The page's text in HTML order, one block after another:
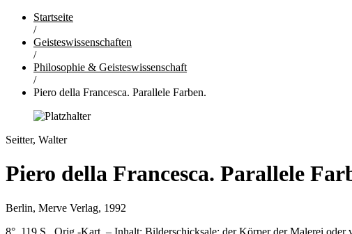
Startseite
/
Geisteswissenschaften
/
Philosophie & Geisteswissenschaft
/
Piero della Francesca. Parallele Farben.
Seitter, Walter
Piero della Francesca. Parallele
Berlin, Merve Verlag, 1992
8°. 119 S., Orig.-Kart. – Inhalt: Bilderschicksale; der Körper der Malerei